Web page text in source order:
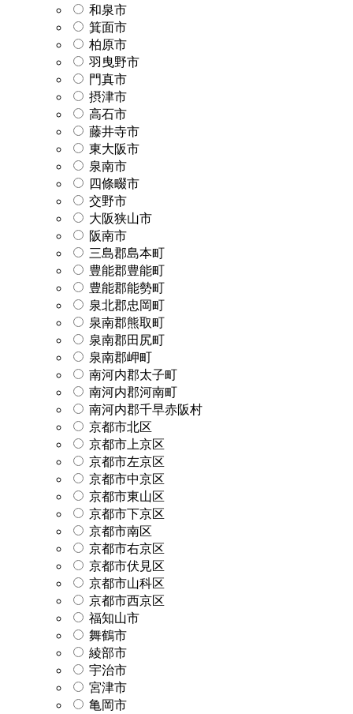
和泉市
箕面市
柏原市
羽曳野市
門真市
摂津市
高石市
藤井寺市
東大阪市
泉南市
四條畷市
交野市
大阪狭山市
阪南市
三島郡島本町
豊能郡豊能町
豊能郡能勢町
泉北郡忠岡町
泉南郡熊取町
泉南郡田尻町
泉南郡岬町
南河内郡太子町
南河内郡河南町
南河内郡千早赤阪村
京都市北区
京都市上京区
京都市左京区
京都市中京区
京都市東山区
京都市下京区
京都市南区
京都市右京区
京都市伏見区
京都市山科区
京都市西京区
福知山市
舞鶴市
綾部市
宇治市
宮津市
亀岡市